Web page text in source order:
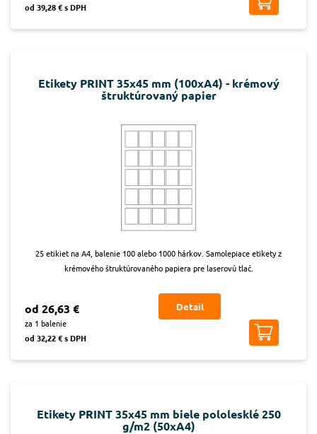
od 39,28 € s DPH
Etikety PRINT 35x45 mm (100xA4) - krémový
štruktúrovaný papier
25 etikiet na A4, balenie 100 alebo 1000 hárkov. Samolepiace etikety z
krémového štruktúrovaného papiera pre laserovú tlač.
od 26,63 €
za 1 balenie
od 32,22 € s DPH
Detail
Etikety PRINT 35x45 mm biele pololesklé 250
g/m2 (50xA4)